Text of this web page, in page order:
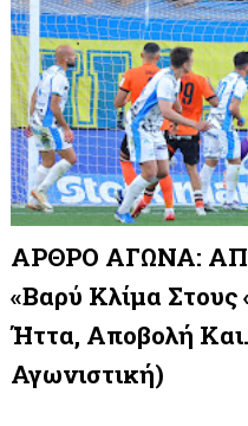
ΑΡΘΡΟ ΑΓΩΝΑ:
«Βαρύ Κλίμα Στους
Ήττα, Αποβολή
Αγωνιστική)